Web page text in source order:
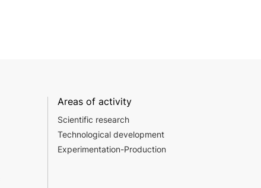
Areas of activity
Scientific research
Technological development
Experimentation-Production